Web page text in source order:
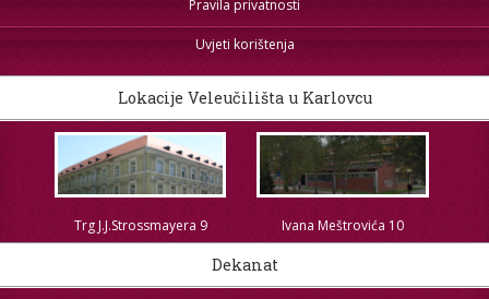
Pravila privatnosti
Uvjeti korištenja
Lokacije Veleučilišta u Karlovcu
Trg J.J.Strossmayera 9 Ivana Meštrovića 10
Dekanat